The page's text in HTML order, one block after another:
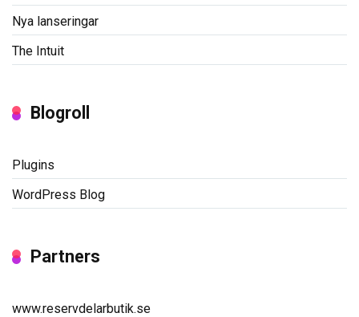
Nya lanseringar
The Intuit
Blogroll
Plugins
WordPress Blog
Partners
www.reservdelarbutik.se